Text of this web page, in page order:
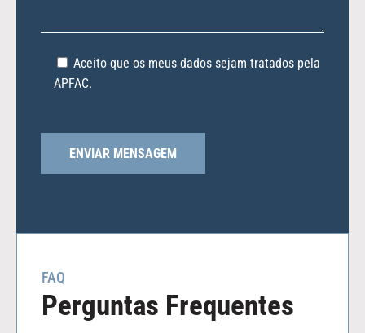
Aceito que os meus dados sejam tratados pela
APFAC.
FAQ
Perguntas Frequentes